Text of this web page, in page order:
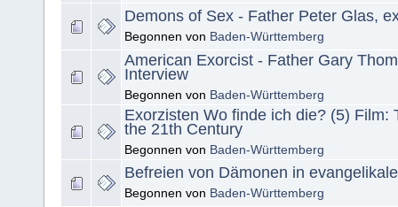
Demons of Sex - Father Peter Glas,
Begonnen von Baden-Württemberg
American Exorcist - Father Gary
Interview
Begonnen von Baden-Württemberg
Exorzisten Wo finde ich die? (5) Film:
the 21th Century
Begonnen von Baden-Württemberg
Befreien von Dämonen in
Begonnen von Baden-Württemberg